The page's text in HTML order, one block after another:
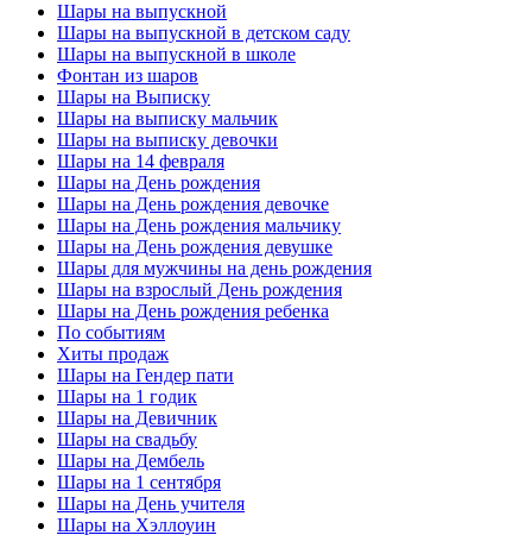
Шары на выпускной
Шары на выпускной в детском саду
Шары на выпускной в школе
Фонтан из шаров
Шары на Выписку
Шары на выписку мальчик
Шары на выписку девочки
Шары на 14 февраля
Шары на День рождения
Шары на День рождения девочке
Шары на День рождения мальчику
Шары на День рождения девушке
Шары для мужчины на день рождения
Шары на взрослый День рождения
Шары на День рождения ребенка
По событиям
Хиты продаж
Шары на Гендер пати
Шары на 1 годик
Шары на Девичник
Шары на свадьбу
Шары на Дембель
Шары на 1 сентября
Шары на День учителя
Шары на Хэллоуин